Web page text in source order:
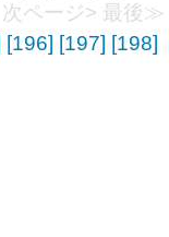
次ページ> 最後≫
[196] [197] [198]